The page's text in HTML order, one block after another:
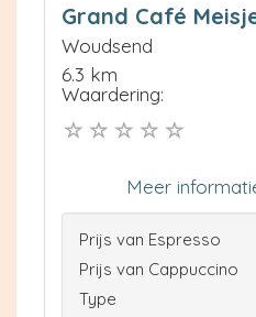
Grand Café
Woudsend
6.3 km
Waardering:
Meer
Prijs van Espresso
Prijs van Cappuccino
Type